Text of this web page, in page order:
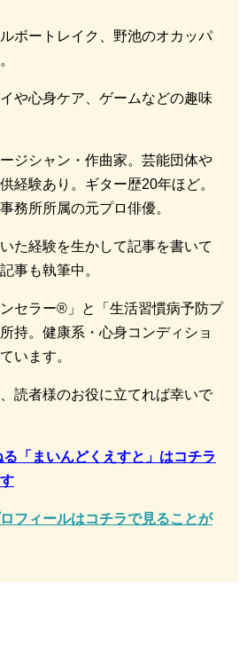
ボートレイク、野池のオカッパ
や心身ケア、ゲームなどの趣味
ジシャン・作曲家。芸能団体や
経験あり。ギター歴20年ほど。
務所所属の元プロ俳優。
た経験を生かして記事を書いて
事も執筆中。
ンセラー®︎」と「生活習慣病予防プ
持。健康系・心身コンディショ
います。
読者様のお役に立てれば幸いで
「まいんどくえすと」はコチラ
フィールはコチラで見ることが